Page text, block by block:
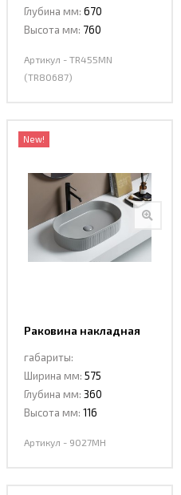
Глубина мм: 670
Высота мм: 760
Артикул - TR455MN
(TR80687)
New!
Раковина накладная
габариты:
Ширина мм: 575
Глубина мм: 360
Высота мм: 116
Артикул - 9027MH